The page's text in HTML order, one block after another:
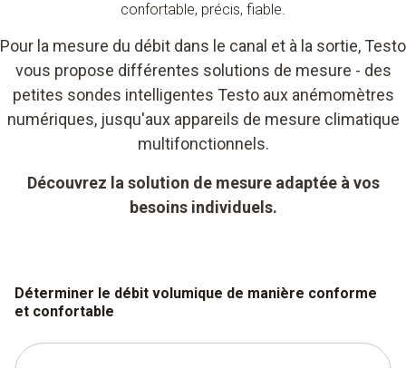
confortable, précis, fiable.
Pour la mesure du débit dans le canal et à la sortie, Testo
vous propose différentes solutions de mesure - des
petites sondes intelligentes Testo aux anémomètres
numériques, jusqu'aux appareils de mesure climatique
multifonctionnels.
Découvrez la solution de mesure adaptée à vos
besoins individuels.
Déterminer le débit volumique de manière conforme
et confortable